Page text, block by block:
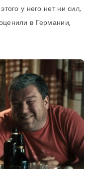
у него нет ни сил,
в Германии,